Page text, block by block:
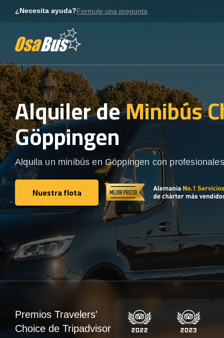
¿Necesita ayuda?Formule una pregunta
Alquiler deMinibús
Göppingen
Alquila un minibús en Göppingen con
Nuestra flota
Nuestra flota
Premios Travelers'
Choice de Tripadvisor